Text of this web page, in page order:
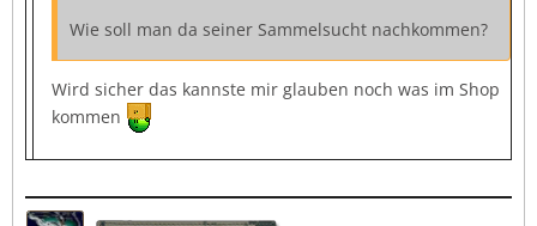
Wie soll man da seiner Sammelsucht nachkommen?
Wird sicher das kannste mir glauben noch was im Shop
kommen